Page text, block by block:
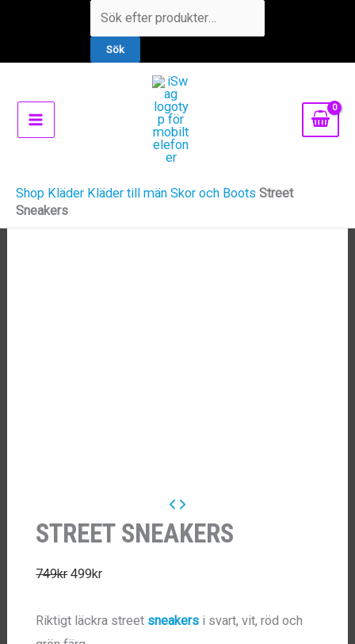
Products
search
Sök
Shop Kläder Kläder till män Skor och Boots Street
Sneakers
STREET SNEAKERS
749krDet
priset
499krDet
priset
Riktigt läckra street sneakers i svart, vit, röd och